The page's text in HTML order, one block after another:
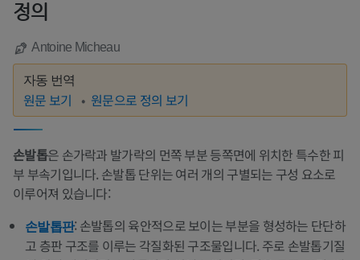
정의
Antoine Micheau
자동 번역
원문 보기 원문으로 정의 보기
손발톱은 손가락과 발가락의 먼쪽 부분 등쪽면에 위치한 특수한 피
부 부속기입니다. 손발톱 단위는 여러 개의 구별되는 구성 요소로
이루어져 있습니다:
손발톱판: 손발톱의 육안적으로 보이는 부분을 형성하는 단단하
고 층판 구조를 이루는 각질화된 구조물입니다. 주로 손발톱기질